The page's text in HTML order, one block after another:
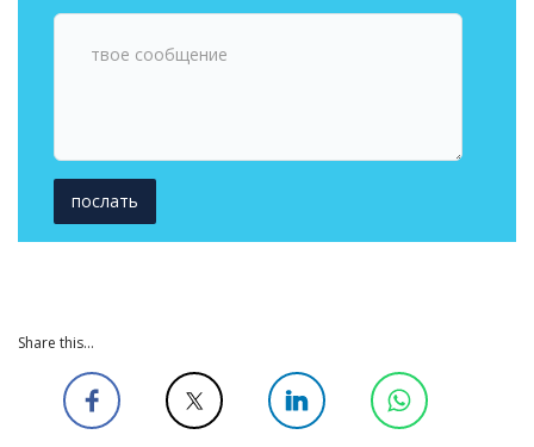
телефона
твое
сообщение
Share this...